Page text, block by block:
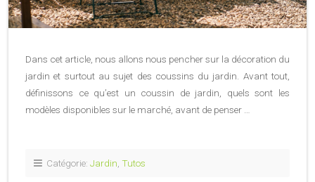
Dans cet article, nous allons nous pencher sur la décoration du
jardin et surtout au sujet des coussins du jardin. Avant tout,
définissons ce qu’est un coussin de jardin, quels sont les
modèles disponibles sur le marché, avant de penser …
Catégorie: Jardin, Tutos